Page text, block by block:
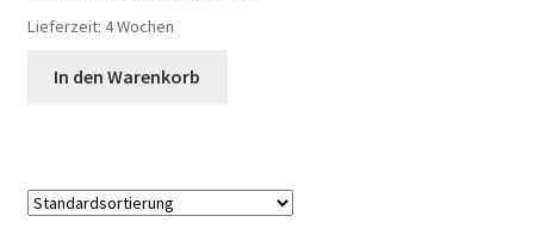
Lieferzeit: 4 Wochen
In den Warenkorb